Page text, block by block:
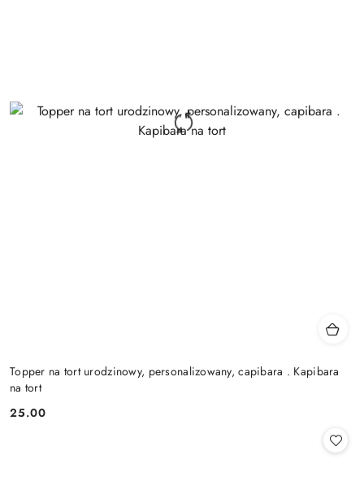
Topper na tort urodzinowy, personalizowany, capibara . Kapibara
na tort
Cena:
25.00